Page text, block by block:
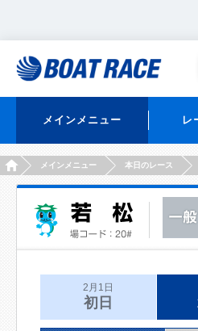
メインメニュー レ
HOMEメインメニュー 本日のレース
2月1日
初日